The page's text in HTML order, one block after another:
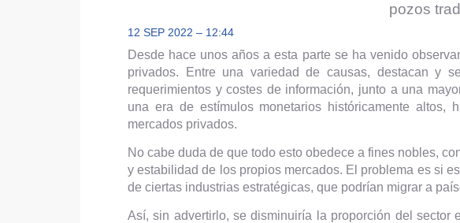
pozos
12 SEP 2022 – 12:44
Desde hace unos años a esta parte se ha venido
privados. Entre una variedad de causas, destacan y
requerimientos y costes de información, junto a una
una era de estímulos monetarios históricamente
mercados privados.
No cabe duda de que todo esto obedece a fines nobles,
y estabilidad de los propios mercados. El problema es si
de ciertas industrias estratégicas, que podrían migrar a
Así, sin advertirlo, se disminuiría la proporción del sector